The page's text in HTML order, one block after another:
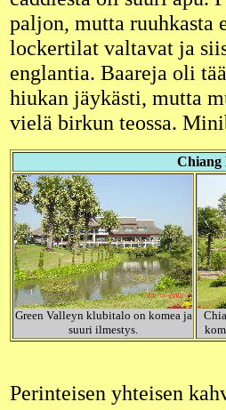
paljon, mutta ruuhkasta
lockertilat valtavat ja
englantia. Baareja oli
hiukan jäykästi, mutta
vielä birkun teossa.
Chiang
Green Valleyn klubitalo on komea ja
suuri ilmestys.
Perinteisen yhteisen